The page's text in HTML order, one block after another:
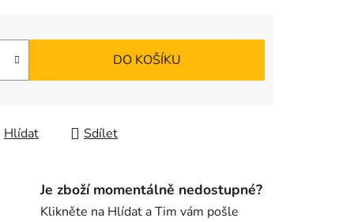
DO KOŠÍKU
Hlídat Sdílet
Je zboží momentálně nedostupné?
Klikněte na Hlídat a Tim vám pošle